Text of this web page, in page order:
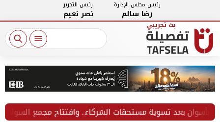
رئيس مجلس الإدارة
رضا سالم
رئيس التحرير
نصر نعيم
بعد تسوية مستحقات الشركاء.. وافتتاح مجمع السولار بأسيوط